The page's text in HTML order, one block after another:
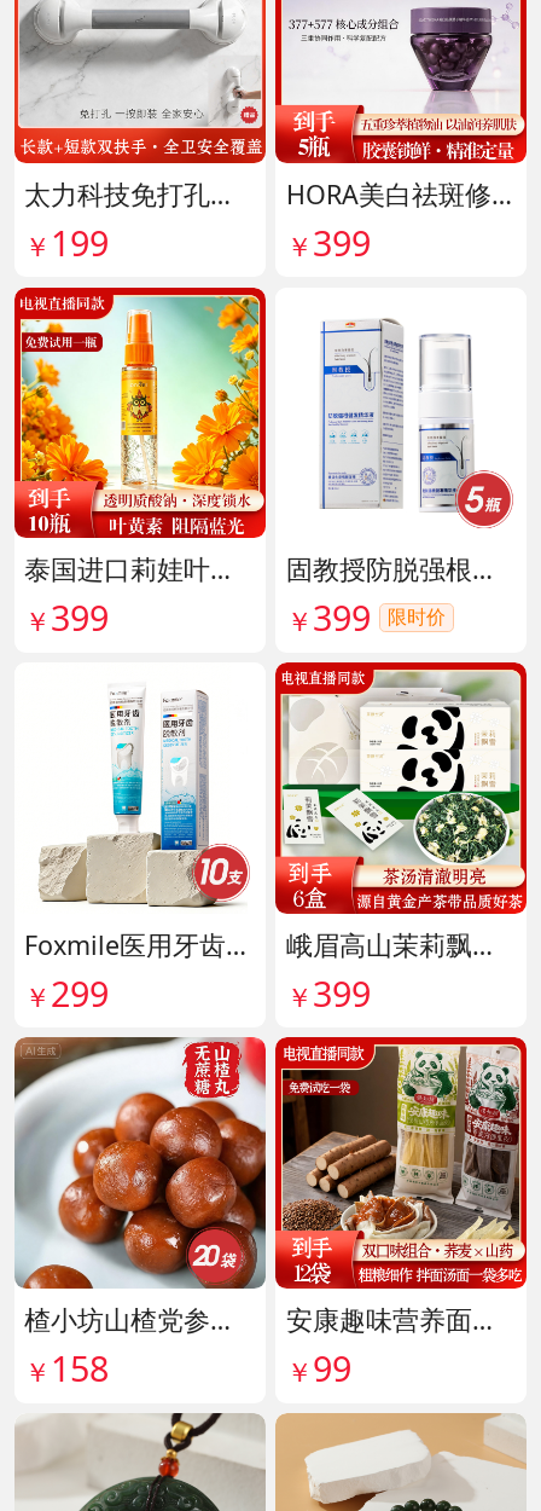
太力科技免打孔多功能安全扶手 货号142101
￥ 199
HORA美白祛斑修护精华油 货号141999
￥ 399
泰国进口莉娃叶黄素精华护眼液 货号142036
￥ 399
固教授防脱强根健发精华液 货号141187
￥ 399 限时价
Foxmile医用牙齿脱敏剂 货号141702
￥ 299
峨眉高山茉莉飘雪铂金熊猫礼盒限量版 货号141997
￥ 399
楂小坊山楂党参黄芪丸 货号142033
￥ 158
安康趣味营养面皮超值组 货号142087
￥ 99